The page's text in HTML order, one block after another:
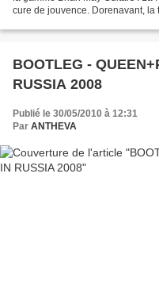
cure de jouvence. Dorenavant,
BOOTLEG -
RUSSIA 2008
Publié le 30/05/2010 à 12:31
Par ANTHEVA